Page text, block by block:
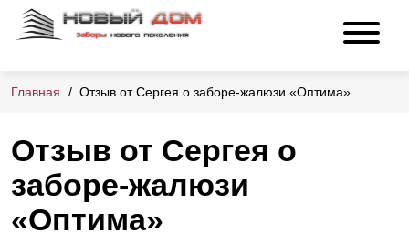
Главная Отзыв от Сергея о заборе-жалюзи «Оптима»
Отзыв от Сергея о
заборе-жалюзи
«Оптима»